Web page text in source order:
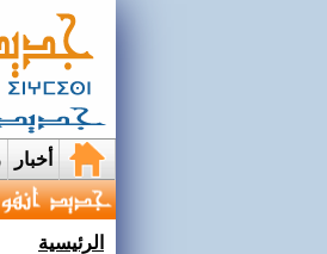
أخبار
الرئيسية